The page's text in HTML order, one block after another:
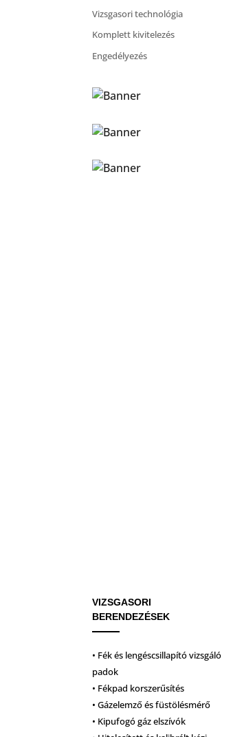
Vizsgasori technológia
Komplett kivitelezés
Engedélyezés
VIZSGASORI
BERENDEZÉSEK
• Fék és lengéscsillapító vizsgáló
padok
• Fékpad korszerűsítés
• Gázelemző és füstölésmérő
• Kipufogó gáz elszívók